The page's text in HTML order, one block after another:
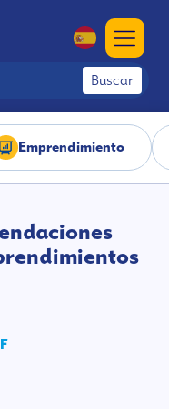
Buscar
Emprendimiento